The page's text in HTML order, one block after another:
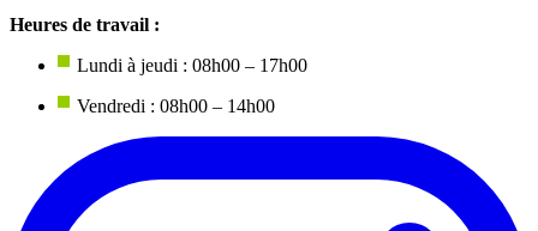
Heures de travail :
Lundi à jeudi : 08h00 – 17h00
Vendredi : 08h00 – 14h00